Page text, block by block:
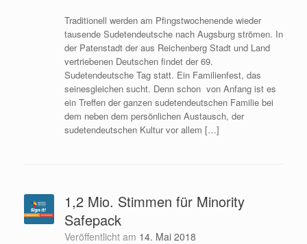
Traditionell werden am Pfingstwochenende wieder
tausende Sudetendeutsche nach Augsburg strömen. In
der Patenstadt der aus Reichenberg Stadt und Land
vertriebenen Deutschen findet der 69.
Sudetendeutsche Tag statt. Ein Familienfest, das
seinesgleichen sucht. Denn schon von Anfang ist es
ein Treffen der ganzen sudetendeutschen Familie bei
dem neben dem persönlichen Austausch, der
sudetendeutschen Kultur vor allem […]
1,2 Mio. Stimmen für Minority
Safepack
Veröffentlicht am 14. Mai 2018